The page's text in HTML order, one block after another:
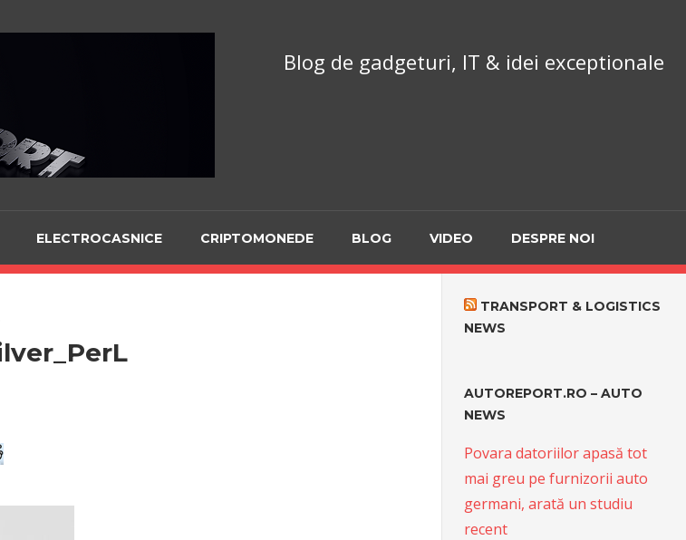
TechnoReport.ro
Blog de gadgeturi, IT & idei exceptionale
ELECTROCASNICE CRIPTOMONEDE BLOG VIDEO DESPRE NOI
TRANSPORT & LOGISTICS
NEWS
AUTOREPORT.RO – AUTO
NEWS
Povara datoriilor apasă tot
mai greu pe furnizorii auto
germani, arată un studiu
recent